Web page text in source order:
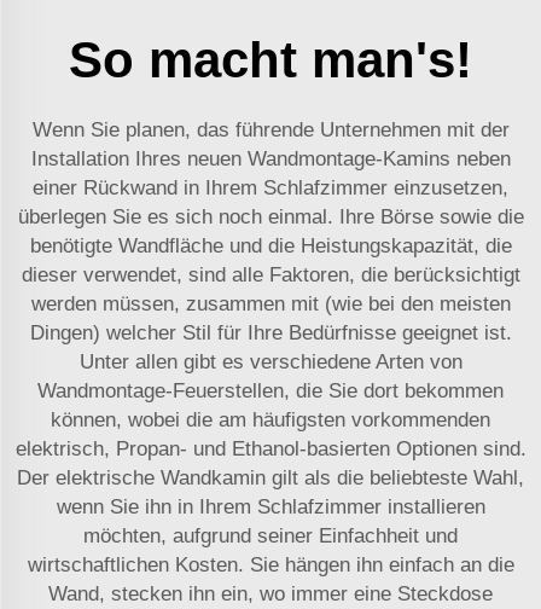
So macht man's!
Wenn Sie planen, das führende Unternehmen mit der
Installation Ihres neuen Wandmontage-Kamins neben
einer Rückwand in Ihrem Schlafzimmer einzusetzen,
überlegen Sie es sich noch einmal. Ihre Börse sowie die
benötigte Wandfläche und die Heistungskapazität, die
dieser verwendet, sind alle Faktoren, die berücksichtigt
werden müssen, zusammen mit (wie bei den meisten
Dingen) welcher Stil für Ihre Bedürfnisse geeignet ist.
Unter allen gibt es verschiedene Arten von
Wandmontage-Feuerstellen, die Sie dort bekommen
können, wobei die am häufigsten vorkommenden
elektrisch, Propan- und Ethanol-basierten Optionen sind.
Der elektrische Wandkamin gilt als die beliebteste Wahl,
wenn Sie ihn in Ihrem Schlafzimmer installieren
möchten, aufgrund seiner Einfachheit und
wirtschaftlichen Kosten. Sie hängen ihn einfach an die
Wand, stecken ihn ein, wo immer eine Steckdose